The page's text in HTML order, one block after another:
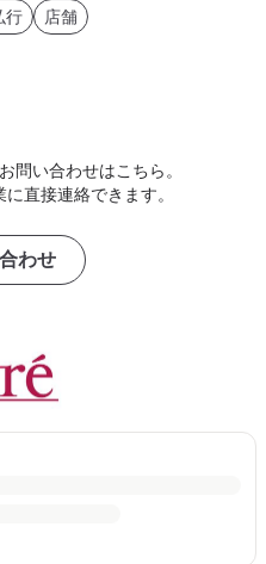
行 店舗
問い合わせはこちら。
直接連絡できます。
わせ